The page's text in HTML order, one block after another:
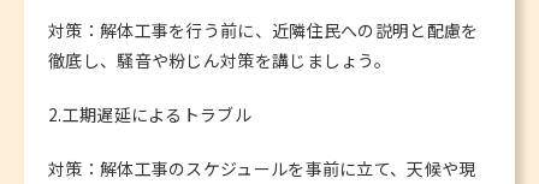
対策：解体工事を行う前に、近隣住民への説明と配慮を
徹底し、騒音や粉じん対策を講じましょう。
2.工期遅延によるトラブル
対策：解体工事のスケジュールを事前に立て、天候や現